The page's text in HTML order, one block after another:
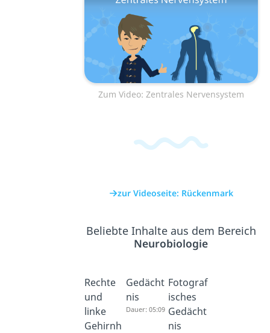
Zum Video: Zentrales Nervensystem
zur Videoseite: Rückenmark
Beliebte Inhalte aus dem Bereich
Neurobiologie
Rechte
und
linke
Gehirnh
Gedächt
nis
Dauer: 05:09
Fotograf
isches
Gedächt
nis